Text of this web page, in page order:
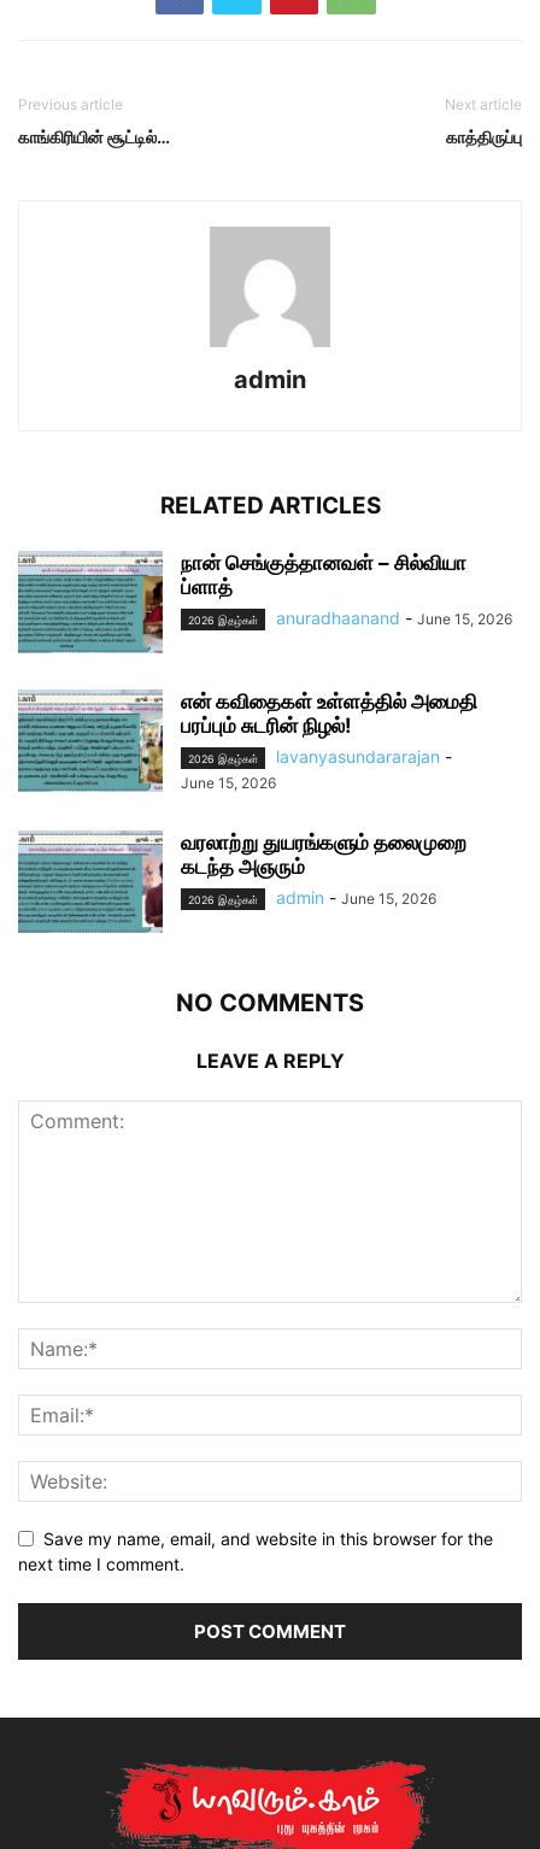
Previous article
காங்கிரியின் சூட்டில்…
Next article
காத்திருப்பு
admin
RELATED ARTICLES
நான் செங்குத்தானவள் – சில்வியா
ப்ளாத்
2026 இதழ்கள் anuradhaanand - June 15, 2026
என் கவிதைகள் உள்ளத்தில் அமைதி
பரப்பும் சுடரின் நிழல்!
2026 இதழ்கள் lavanyasundararajan -
June 15, 2026
வரலாற்று துயரங்களும் தலைமுறை
கடந்த அஞரும்
2026 இதழ்கள் admin - June 15, 2026
NO COMMENTS
LEAVE A REPLY
Save my name, email, and website in this browser for the
next time I comment.